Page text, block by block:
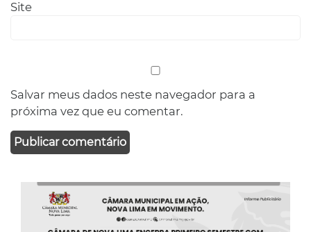
Site
Salvar meus dados neste navegador para a
próxima vez que eu comentar.